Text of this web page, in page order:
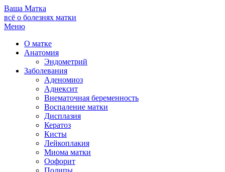
Ваша Матка
всё о болезнях матки
Меню
О матке
Анатомия
Эндометрий
Заболевания
Аденомиоз
Аднексит
Внематочная беременность
Воспаление матки
Дисплазия
Кератоз
Кисты
Лейкоплакия
Миома матки
Оофорит
Полипы